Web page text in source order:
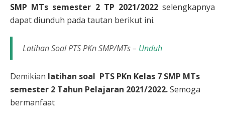
SMP MTs semester 2 TP 2021/2022 selengkapnya
dapat diunduh pada tautan berikut ini.
Latihan Soal PTS PKn SMP/MTs – Unduh
Demikian latihan soal PTS PKn Kelas 7 SMP MTs
semester 2 Tahun Pelajaran 2021/2022.Semoga
bermanfaat